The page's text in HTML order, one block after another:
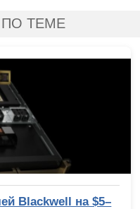
ТЕМЕ
Blackwell на $5–